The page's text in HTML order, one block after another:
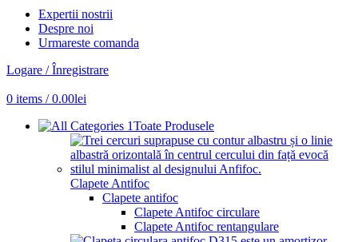
Expertii nostrii
Despre noi
Urmareste comanda
Logare / Înregistrare
0 items / 0.00lei
Toate Produsele
Clapete Antifoc
Clapete antifoc
Clapete Antifoc circulare
Clapete Antifoc rentangulare